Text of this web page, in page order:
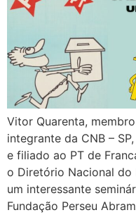
Vitor Quarenta,
integrante da CNB –
e filiado ao PT de
o Diretório Nacional do
um interessante
Fundação Perseu